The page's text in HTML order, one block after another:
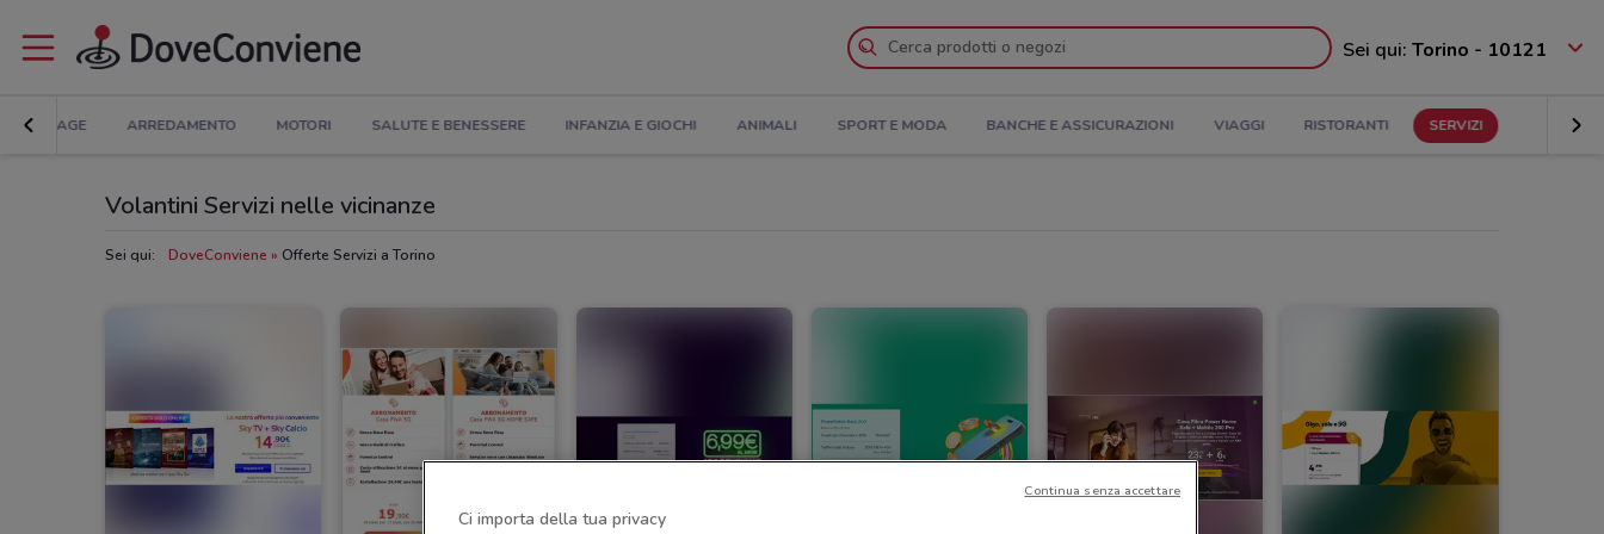
Sei qui: Torino - 10121
BRICOLAGE ARREDAMENTO MOTORI SALUTE E BENESSERE INFANZIA E GIOCHI ANIMALI SPORT E MODA BANCHE E ASSICURAZIONI VIAGGI RISTORANTI SERVIZI
Volantini Servizi nelle vicinanze
Sei qui: DoveConviene Offerte Servizi a Torino
Ci importa della tua privacy
Continua senza accettare